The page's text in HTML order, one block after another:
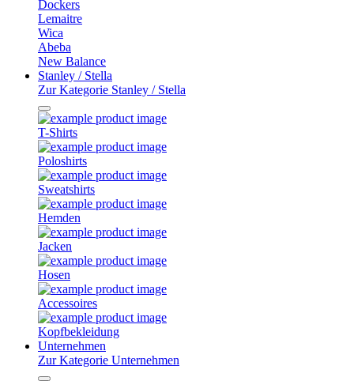
Dockers
Lemaitre
Wica
Abeba
New Balance
Stanley / Stella
Zur Kategorie Stanley / Stella
T-Shirts
Poloshirts
Sweatshirts
Hemden
Jacken
Hosen
Accessoires
Kopfbekleidung
Unternehmen
Zur Kategorie Unternehmen